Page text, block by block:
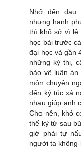
Nhớ đến đau
nhưng hạnh
thì khổ sở vì lẻ
học bài trước
đại học và gần
những kỳ thi,
bảo vệ luận
môn chuyên
đến ký túc xá
nhau giúp anh
Cho nên, khó
thế kỷ từ sau
giờ phải tự
người ta không